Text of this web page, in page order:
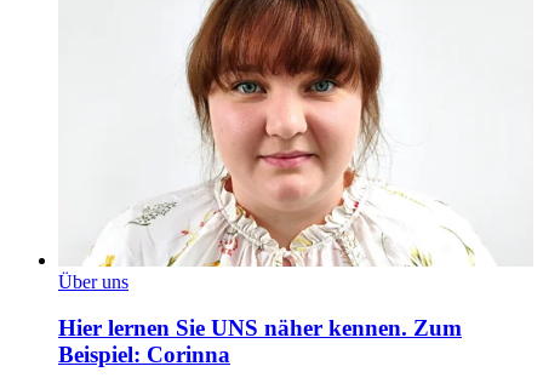
Über uns
Hier lernen Sie UNS näher kennen. Zum
Beispiel: Corinna